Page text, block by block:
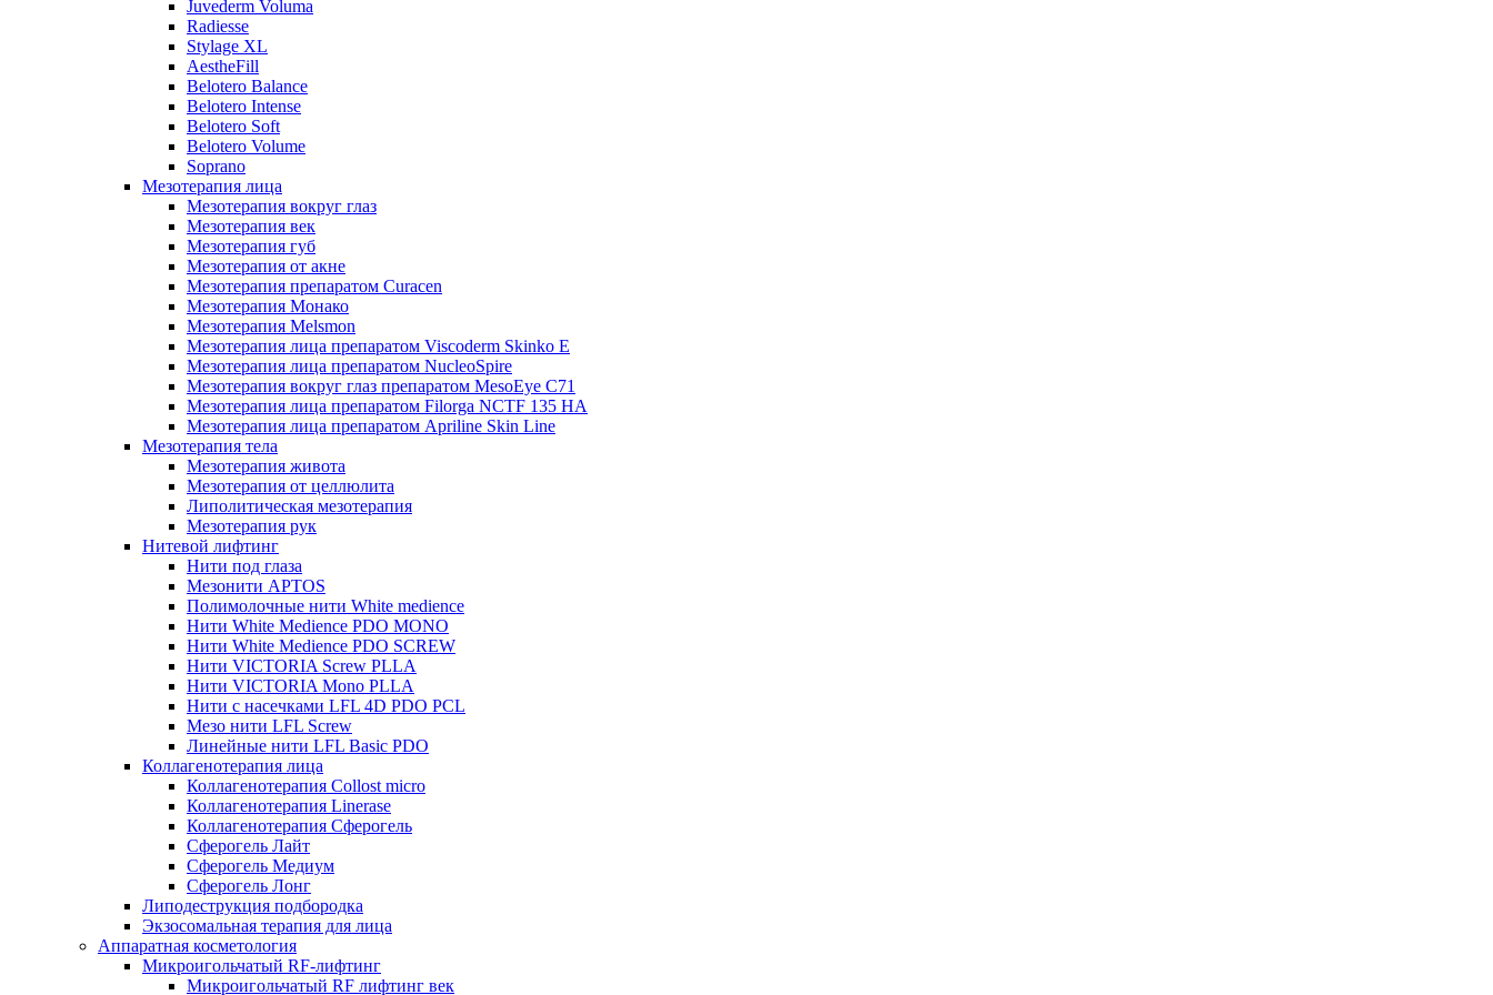
Juvederm Voluma
Radiesse
Stylage XL
AestheFill
Belotero Balance
Belotero Intense
Belotero Soft
Belotero Volume
Soprano
Мезотерапия лица
Мезотерапия вокруг глаз
Мезотерапия век
Мезотерапия губ
Мезотерапия от акне
Мезотерапия препаратом Curacen
Мезотерапия Монако
Мезотерапия Melsmon
Мезотерапия лица препаратом Viscoderm Skinko E
Мезотерапия лица препаратом NucleoSpire
Мезотерапия вокруг глаз препаратом MesoEye С71
Мезотерапия лица препаратом Filorga NCTF 135 HA
Мезотерапия лица препаратом Apriline Skin Line
Мезотерапия тела
Мезотерапия живота
Мезотерапия от целлюлита
Липолитическая мезотерапия
Мезотерапия рук
Нитевой лифтинг
Нити под глаза
Мезонити APTOS
Полимолочные нити White medience
Нити White Medience PDO MONO
Нити White Medience PDO SCREW
Нити VICTORIA Screw PLLA
Нити VICTORIA Mono PLLA
Нити с насечками LFL 4D PDO PCL
Мезо нити LFL Screw
Линейные нити LFL Basic PDO
Коллагенотерапия лица
Коллагенотерапия Collost micro
Коллагенотерапия Linerase
Коллагенотерапия Сферогель
Сферогель Лайт
Сферогель Медиум
Сферогель Лонг
Липодеструкция подбородка
Экзосомальная терапия для лица
Аппаратная косметология
Микроигольчатый RF-лифтинг
Микроигольчатый RF лифтинг век